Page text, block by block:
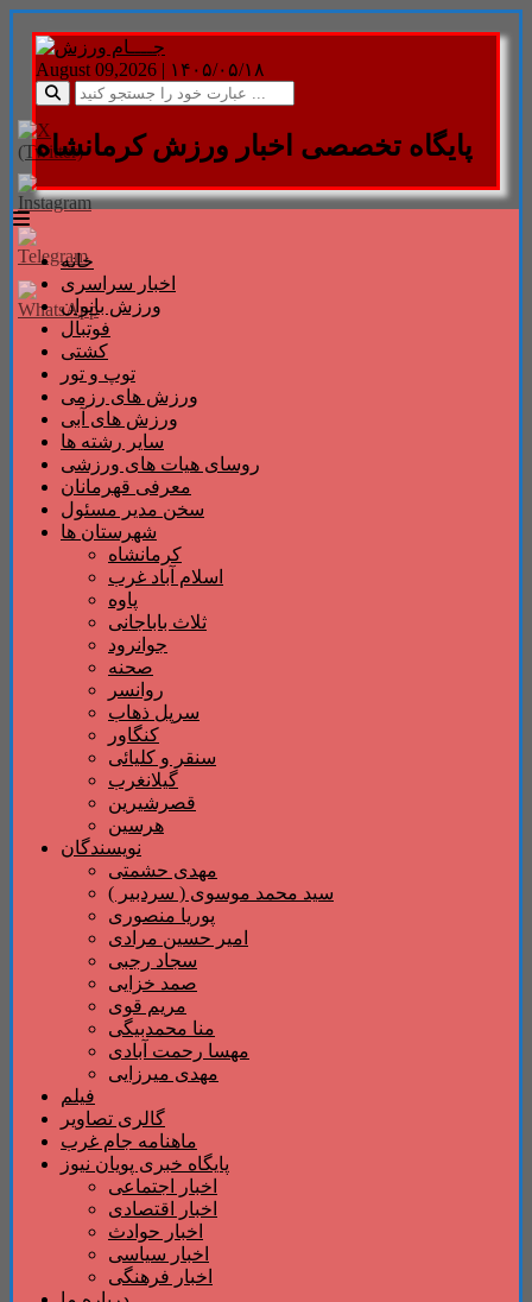
August 09,2026 | ۱۴۰۵/۰۵/۱۸
پایگاه تخصصی اخبار ورزش کرمانشاه
خانه
اخبار سراسری
ورزش بانوان
فوتبال
کشتی
توپ و تور
ورزش های رزمی
ورزش های آبی
سایر رشته ها
روسای هیات های ورزشی
معرفی قهرمانان
سخن مدیر مسئول
شهرستان ها
کرمانشاه
اسلام آباد غرب
پاوه
ثلاث باباجانی
جوانرود
صحنه
روانسر
سرپل ذهاب
کنگاور
سنقر و کلیائی
گیلانغرب
قصرشیرین
هرسین
نویسندگان
مهدی حشمتی
سید محمد موسوی ( سردبیر )
پوریا منصوری
امیر حسین مرادی
سجاد رجبی
صمد خزایی
مریم قوی
منا محمدبیگی
مهسا رحمت آبادی
مهدی میرزایی
فیلم
گالری تصاویر
ماهنامه جام غرب
پایگاه خبری پویان نیوز
اخبار اجتماعی
اخبار اقتصادی
اخبار حوادث
اخبار سیاسی
اخبار فرهنگی